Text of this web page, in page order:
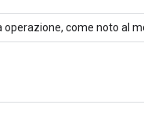
operazione, come noto al